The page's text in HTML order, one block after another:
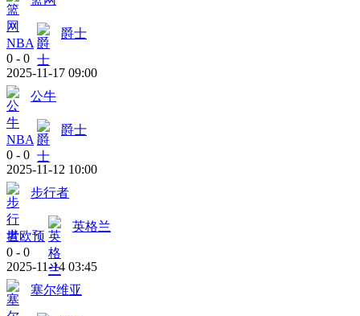
NBA
爵士
0 - 0
2025-11-17 09:00
公牛
NBA
爵士
0 - 0
2025-11-12 10:00
步行者
世欧预
英格兰
0 - 0
2025-11-14 03:45
塞尔维亚